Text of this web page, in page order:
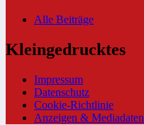
Alle Beiträge
Kleingedrucktes
Impressum
Datenschutz
Cookie-Richtlinie
Anzeigen & Mediadaten